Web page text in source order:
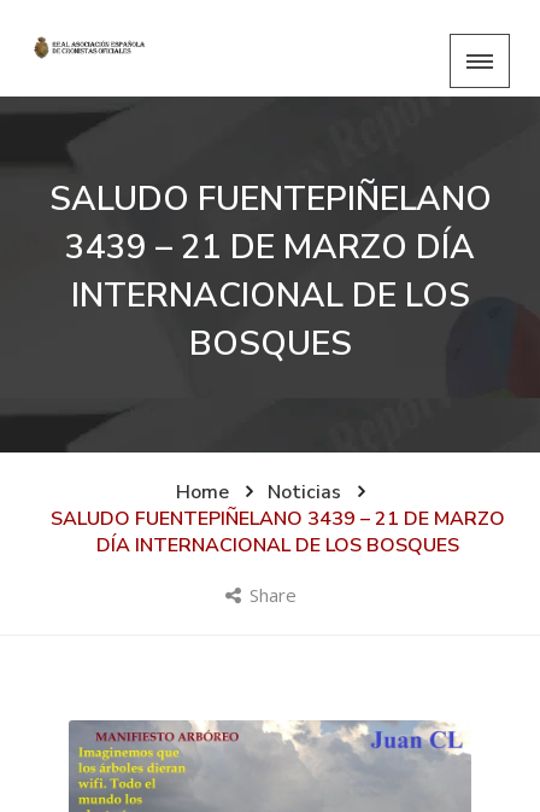
SALUDO FUENTEPIÑELANO
3439 – 21 DE MARZO DÍA
INTERNACIONAL DE LOS
BOSQUES
Home
Noticias
SALUDO FUENTEPIÑELANO 3439 – 21 DE MARZO
DÍA INTERNACIONAL DE LOS BOSQUES
Share